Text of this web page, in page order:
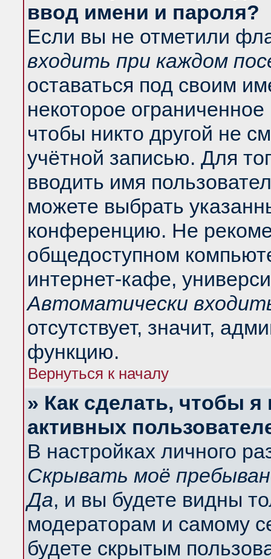
ввод имени и пароля?
Если вы не отметили
входить при каждом
оставаться под своим
некоторое
чтобы никто другой не
учётной записью. Для
вводить имя
можете выбрать
конференцию. Не
общедоступном
интернет-кафе,
Автоматически
отсутствует, значит,
функцию.
Вернуться к началу
» Как сделать, чтобы
активных
В настройках личного
Скрывать моё
Да, и вы будете видны
модераторам и самому
будете скрытым